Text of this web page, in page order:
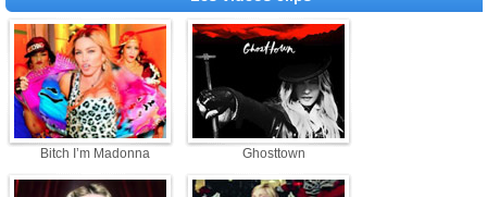
Bitch I’m Madonna Ghosttown